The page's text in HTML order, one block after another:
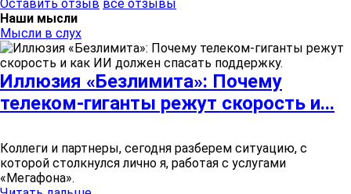
Оставить отзыв все отзывы
Наши мысли
Мысли в слух
Иллюзия «Безлимита»: Почему
телеком-гиганты режут скорость и...
Коллеги и партнеры, сегодня разберем ситуацию, с
которой столкнулся лично я, работая с услугами
«Мегафона».